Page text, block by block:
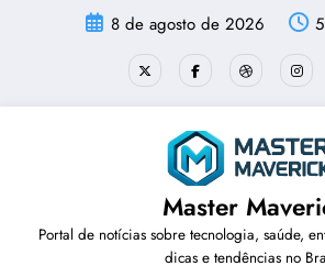
8 de agosto de 2026
Master
Portal de notícias sobre tecnologia, saúde,
dicas e tendências no